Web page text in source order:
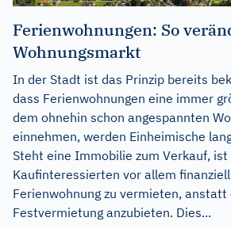
Ferienwohnungen: So
Wohnungsmarkt
In der Stadt ist das Prinzip bereits
dass Ferienwohnungen eine immer
dem ohnehin schon angespannten
einnehmen, werden Einheimische
Steht eine Immobilie zum Verkauf, ist
Kaufinteressierten vor allem
Ferienwohnung zu vermieten, anstatt
Festvermietung anzubieten. Dies...